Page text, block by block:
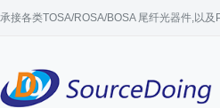
承接各类TOSA/ROSA/BOSA 尾纤光器件,以